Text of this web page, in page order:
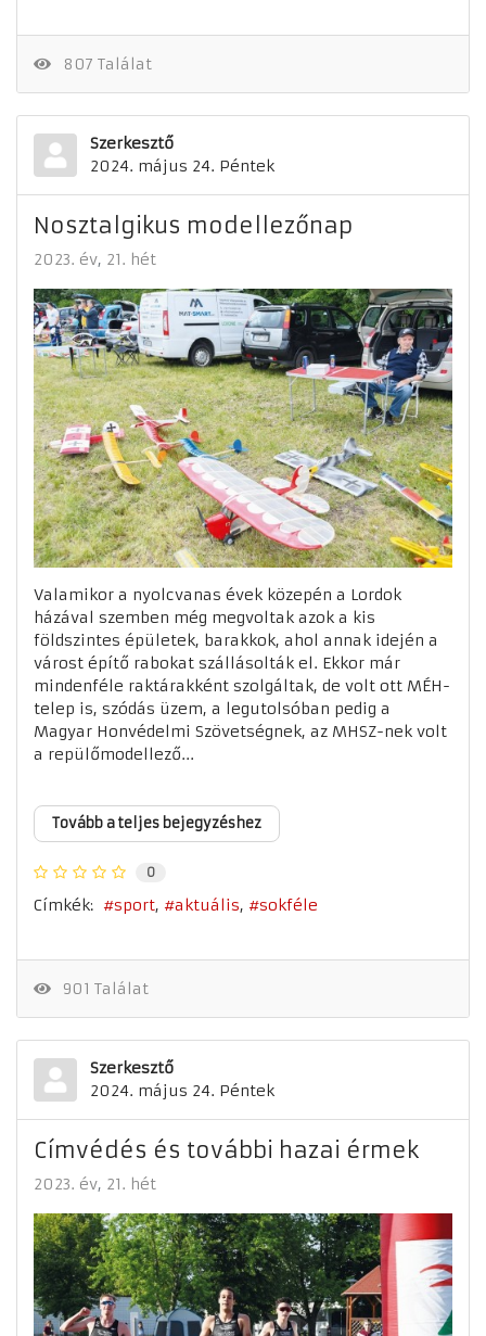
807 Találat
Szerkesztő
2024. május 24. Péntek
Nosztalgikus modellezőnap
2023. év 21. hét
Valamikor a nyolcvanas évek közepén a Lordok
házával szemben még megvoltak azok a kis
földszintes épületek, barakkok, ahol annak idején a
várost építő rabokat szállásolták el. Ekkor már
mindenféle raktárakként szolgáltak, de volt ott MÉH-
telep is, szódás üzem, a legutolsóban pedig a
Magyar Honvédelmi Szövetségnek, az MHSZ-nek volt
a repülőmodellező...
Tovább a teljes bejegyzéshez
0
Címkék: sport aktuális sokféle
901 Találat
Szerkesztő
2024. május 24. Péntek
Címvédés és további hazai érmek
2023. év 21. hét